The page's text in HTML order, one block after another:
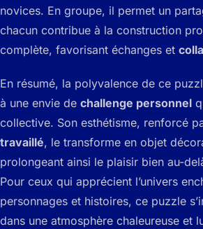
novices. En groupe, il permet un
chacun contribue à la construction
complète, favorisant échanges et
En résumé, la polyvalence de ce
à une envie de challenge personnel
collective. Son esthétisme, renforcé
travaillé, le transforme en objet
prolongeant ainsi le plaisir bien au-
Pour ceux qui apprécient l’univers
personnages et histoires, ce puzzle
dans une atmosphère chaleureuse et